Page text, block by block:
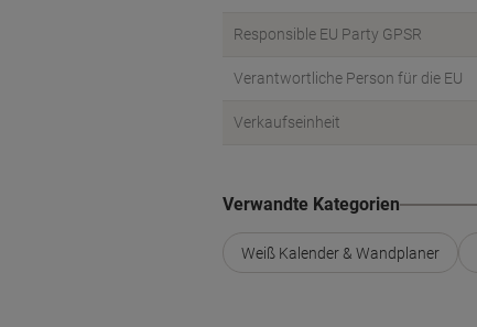
Responsible EU Party GPSR
Verantwortliche Person für die EU
Verkaufseinheit
Verwandte Kategorien
Weiß Kalender & Wandplaner